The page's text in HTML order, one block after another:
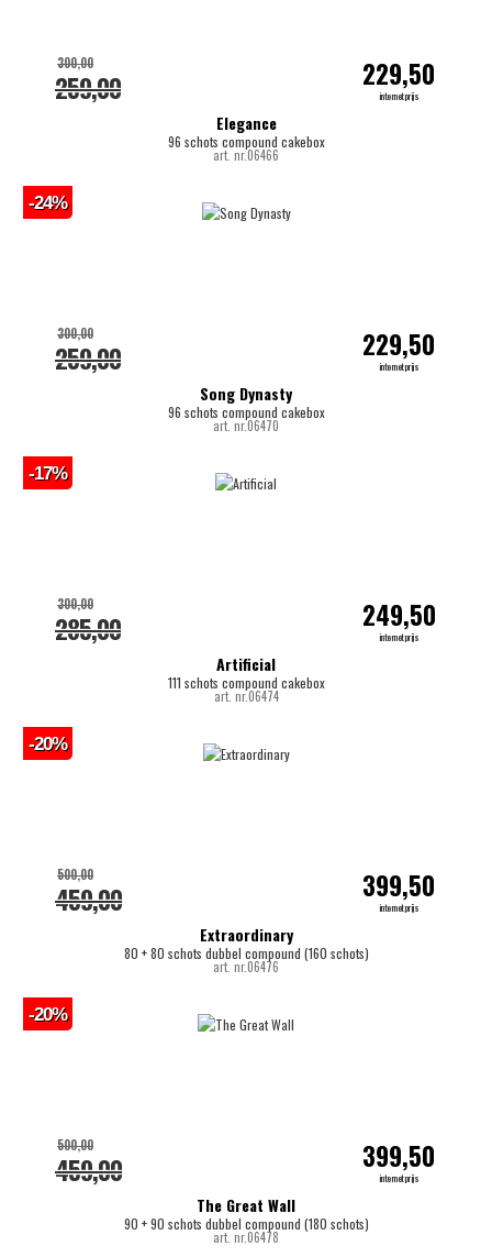
Elegance
96 schots compound cakebox
art. nr.06466
259,00
300,00 229,50
internetprijs
Song Dynasty
96 schots compound cakebox
art. nr.06470
259,00
300,00 229,50
internetprijs
-24%
Artificial
111 schots compound cakebox
art. nr.06474
285,00
300,00 249,50
internetprijs
-17%
Extraordinary
80 + 80 schots dubbel compound (160 schots)
art. nr.06476
459,00
500,00 399,50
internetprijs
-20%
The Great Wall
90 + 90 schots dubbel compound (180 schots)
art. nr.06478
459,00
500,00 399,50
internetprijs
-20%